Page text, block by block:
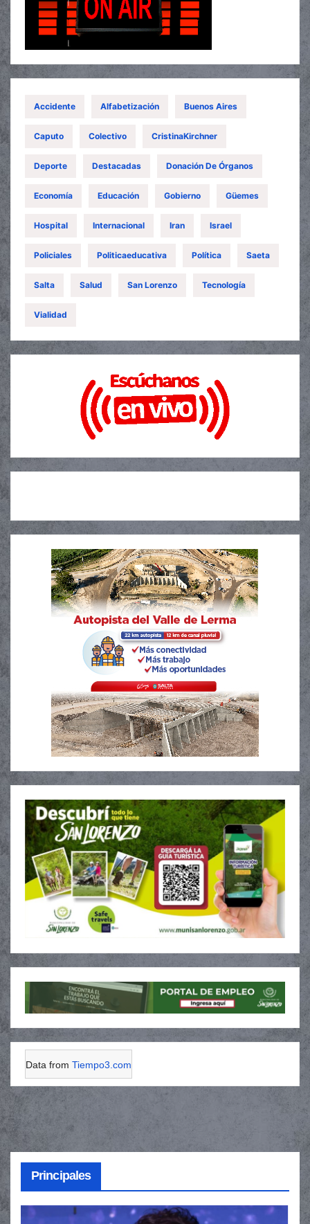
Accidente Alfabetización Buenos Aires
Caputo Colectivo CristinaKirchner
Deporte Destacadas Donación De Órganos
Economía Educación Gobierno Güemes
Hospital Internacional Iran Israel
Policiales Politicaeducativa Política Saeta
Salta Salud San Lorenzo Tecnología
Vialidad
Data from Tiempo3.com
Principales